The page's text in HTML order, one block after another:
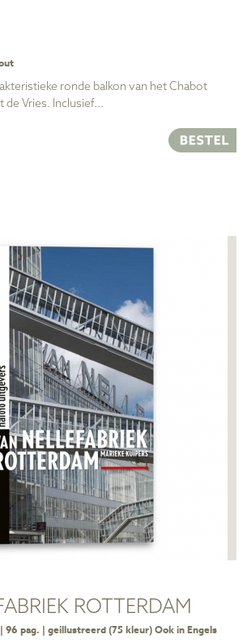
ronde balkon van het Chabot
Vries. Inclusief...
ROTTERDAM
96 pag. | geillustreerd (75 kleur) Ook in Engels